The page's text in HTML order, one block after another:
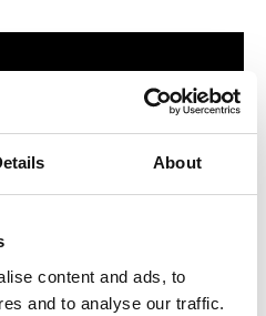
About
content and ads, to
and to analyse our traffic.